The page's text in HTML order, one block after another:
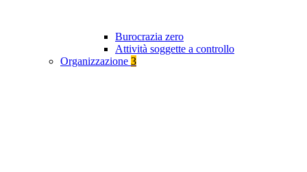
Burocrazia zero
Attività soggette a controllo
Organizzazione 3